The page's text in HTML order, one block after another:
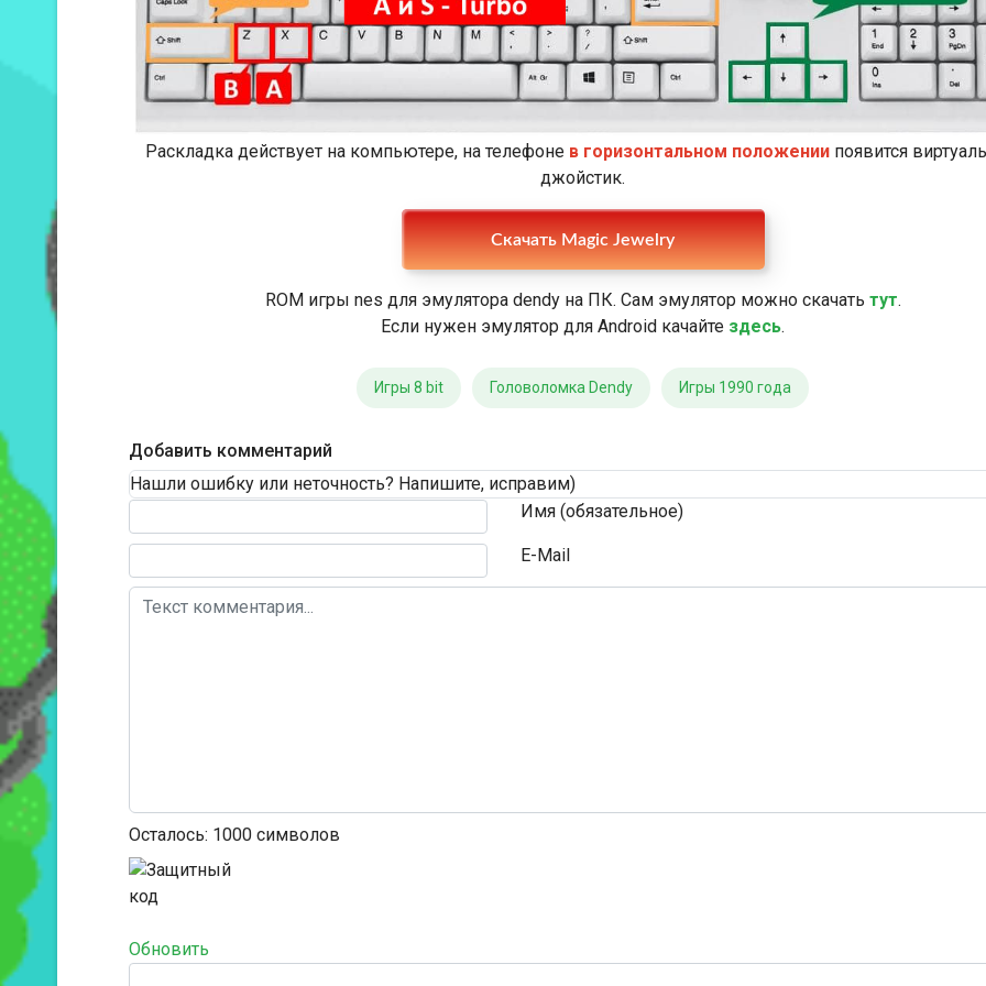
Раскладка действует на компьютере, на телефоне в горизонтальном положениипоявится
джойстик.
Скачать Magic Jewelry
ROM игры nes для эмулятора dendy на ПК. Сам эмулятор можно скачать тут.
Если нужен эмулятор для Android качайте здесь.
Игры 8 bit Головоломка Dendy Игры 1990 года
Добавить комментарий
Нашли ошибку или неточность? Напишите, исправим)
Имя (обязательное)
E-Mail
Текст комментария
Осталось: 1000 символов
Обновить